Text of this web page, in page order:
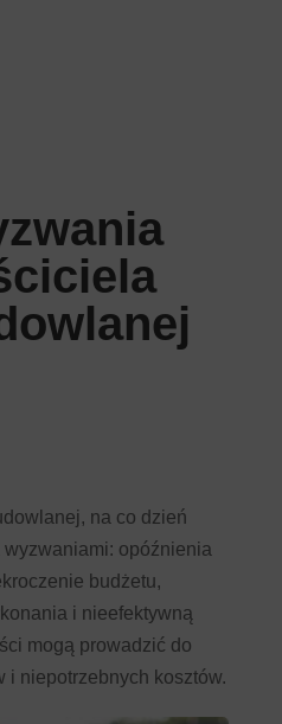
na co dzień
opóźnienia
budżetu,
i nieefektywną
mogą prowadzić do
i niepotrzebnych kosztów.